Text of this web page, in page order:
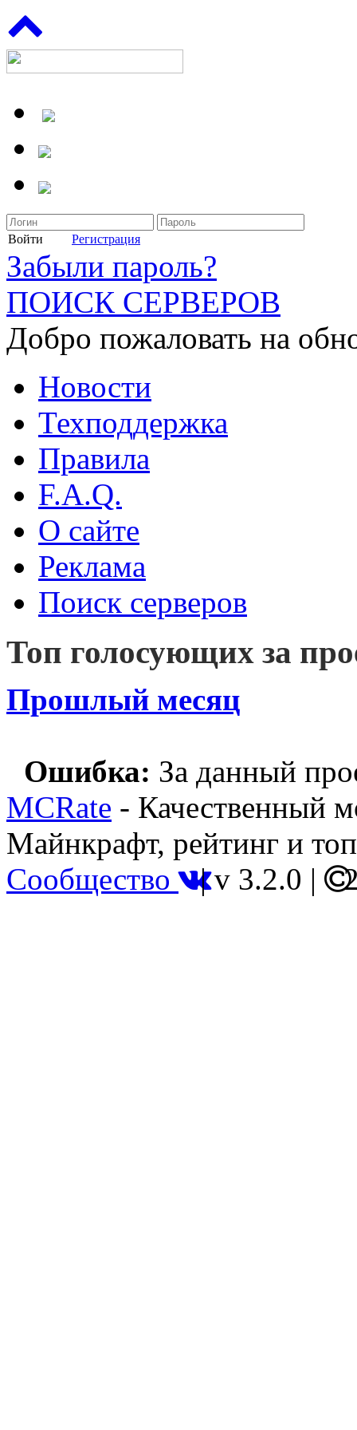
Войти Регистрация
Забыли пароль?
ПОИСК СЕРВЕРОВ
Добро пожаловать на
Новости
Техподдержка
Правила
F.A.Q.
О сайте
Реклама
Поиск серверов
Топ голосующих за
Прошлый месяц
Ошибка: За данный
MCRate - Качественный
Майнкрафт, рейтинг и
Сообщество |v 3.2.0 |